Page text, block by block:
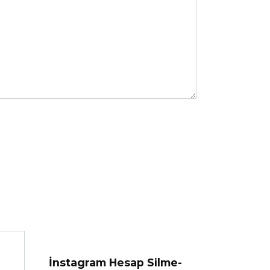
İnstagram Hesap Silme-